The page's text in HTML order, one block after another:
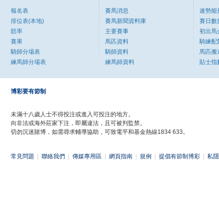
報名表
排位表(本地)
賠率
賽果
騎師分場表
練馬師分場表
賽馬消息
賽馬新聞資料庫
主要賽事
馬匹資料
騎師資料
練馬師資料
速勢能
賽日數
初出馬
騎練配
馬匹搬
貼士指
博彩要有節制
未滿十八歲人士不得投注或進入可投注的地方。
向非法或海外莊家下注，即屬違法，且可被判監禁。
切勿沉迷賭博，如需尋求輔導協助，可致電平和基金熱線1834 633。
常見問題 聯絡我們 傳媒專用區 網頁指南 規例 提倡有節制博彩 私